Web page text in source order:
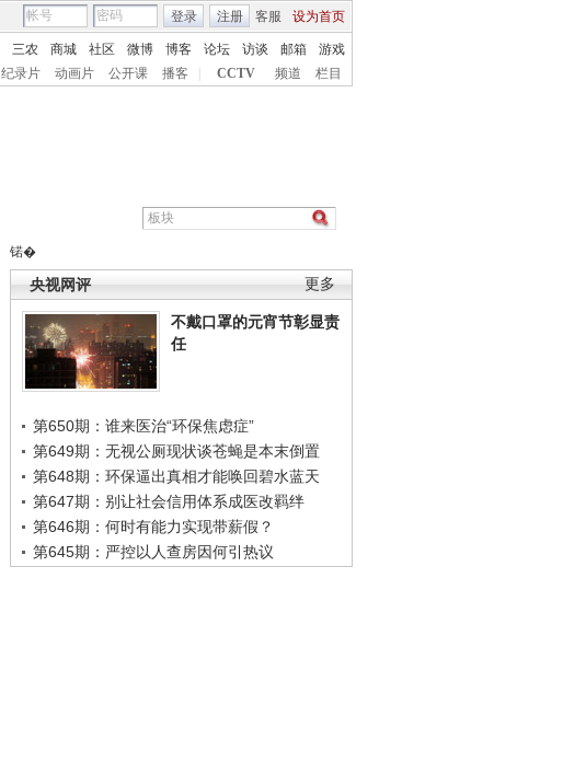
客服 设为首页
登录 注册
三农 商城 社区 微博 博客 论坛 访谈 邮箱
游戏
纪录片 动画片 公开课 播客 CCTV 频道 栏目
锘�
更多
央视网评
不戴口罩的元宵节彰显责
任
第650期：谁来医治“环保焦虑症”
第649期：无视公厕现状谈苍蝇是本末倒置
第648期：环保逼出真相才能唤回碧水蓝天
第647期：别让社会信用体系成医改羁绊
第646期：何时有能力实现带薪假？
第645期：严控以人查房因何引热议